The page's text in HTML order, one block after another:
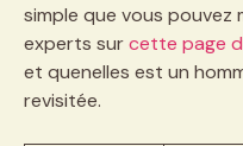
simple que vous pouvez
experts surcette page
et quenelles est un
revisitée.